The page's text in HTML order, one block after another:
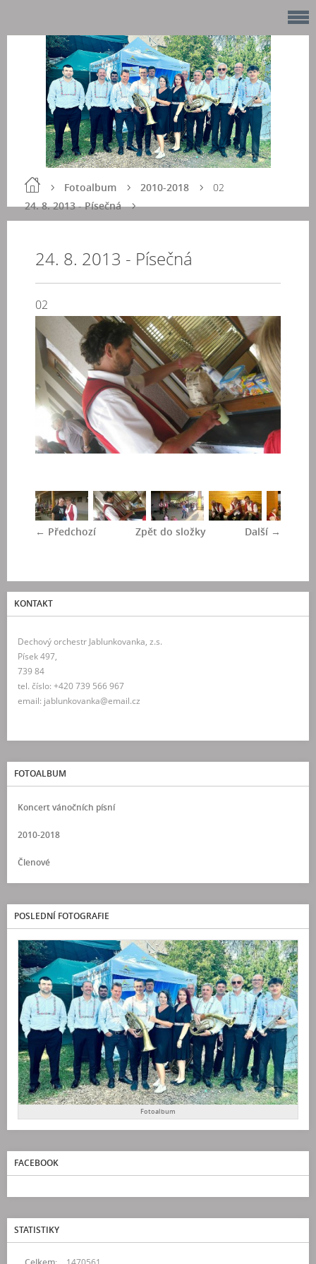
Fotoalbum
2010-2018
24. 8. 2013 - Písečná
02
24. 8. 2013 - Písečná
02
← Předchozí Další →
Zpět do složky
KONTAKT
Dechový orchestr Jablunkovanka, z.s.
Písek 497,
739 84
tel. číslo: +420 739 566 967
email: jablunkovanka@email.cz
FOTOALBUM
Koncert vánočních písní
2010-2018
Členové
POSLEDNÍ FOTOGRAFIE
Fotoalbum
FACEBOOK
STATISTIKY